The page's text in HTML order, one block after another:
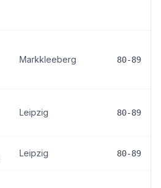
Markkleeberg 80-89
Leipzig 80-89
Leipzig 80-89